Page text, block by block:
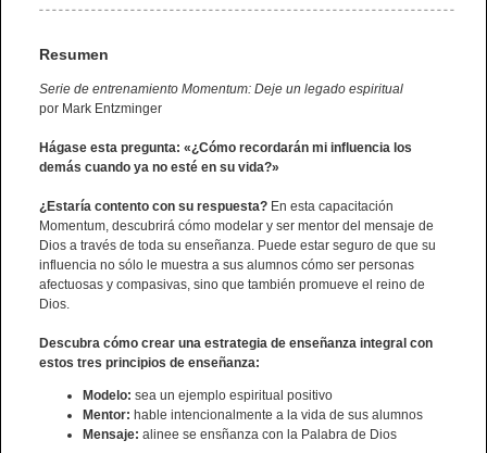
Resumen
Serie de entrenamiento Momentum: Deje un legado espiritual
por Mark Entzminger
Hágase esta pregunta: «¿Cómo recordarán mi influencia los
demás cuando ya no esté en su vida?»
¿Estaría contento con su respuesta? En esta capacitación
Momentum, descubrirá cómo modelar y ser mentor del mensaje de
Dios a través de toda su enseñanza. Puede estar seguro de que su
influencia no sólo le muestra a sus alumnos cómo ser personas
afectuosas y compasivas, sino que también promueve el reino de
Dios.
Descubra cómo crear una estrategia de enseñanza integral con
estos tres principios de enseñanza:
Modelo: sea un ejemplo espiritual positivo
Mentor: hable intencionalmente a la vida de sus alumnos
Mensaje: alinee se ensñanza con la Palabra de Dios